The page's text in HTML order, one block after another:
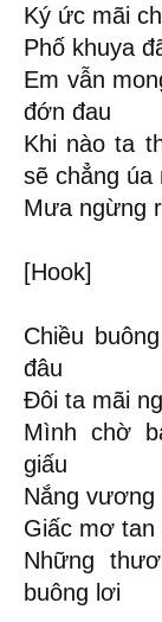
Ký ức mãi
Phố khuya
Em vẫn
đớn đau
Khi nào ta
sẽ chẳng úa
Mưa ngừng
[Hook]
Chiều
đâu
Đôi ta mãi
Mình chờ
giấu
Nắng vương
Giấc mơ tan
Những
buông lơi